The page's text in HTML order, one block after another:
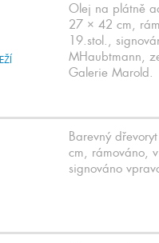
Olej na plátně
27 × 42 cm,
19.stol.,
MHaubtmann,
Galerie Marold.
Barevný
cm, rámováno,
signováno